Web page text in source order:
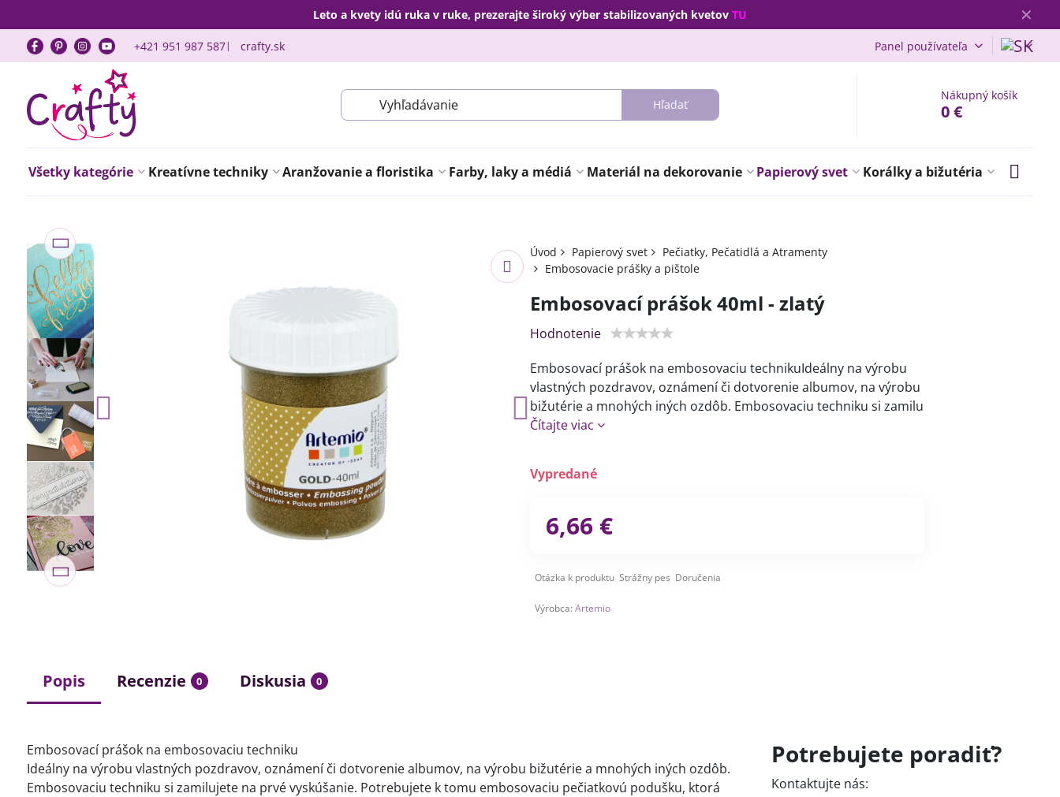
✕
Leto a kvety idú ruka v ruke, prezerajte široký výber stabilizovaných kvetov TU
+421 951 987 587 crafty.sk Panel používateľa
Hľadať
Nákupný košík
0 €
Všetky kategórie Kreatívne techniky Aranžovanie a floristika Farby, laky a médiá Materiál na dekorovanie Papierový svet Korálky a bižutéria
Úvod Papierový svet
Pečiatky, Pečatidlá a Atramenty
Embosovacie prášky a pištole
Embosovací prášok 40ml - zlatý
Hodnotenie
Embosovací prášok na embosovaciu technikuIdeálny na výrobu
vlastných pozdravov, oznámení či dotvorenie albumov, na výrobu
bižutérie a mnohých iných ozdôb. Embosovaciu techniku si zamilu
Čítajte viac
Vypredané
6,66 €
Otázka k produktu Strážny pes Doručenia
Výrobca: Artemio
Popis Recenzie 0 Diskusia 0
Embosovací prášok na embosovaciu techniku
Ideálny na výrobu vlastných pozdravov, oznámení či dotvorenie albumov, na výrobu bižutérie a mnohých iných ozdôb.
Embosovaciu techniku si zamilujete na prvé vyskúšanie. Potrebujete k tomu embosovaciu pečiatkovú podušku, ktorá
Potrebujete poradiť?
Kontaktujte nás: